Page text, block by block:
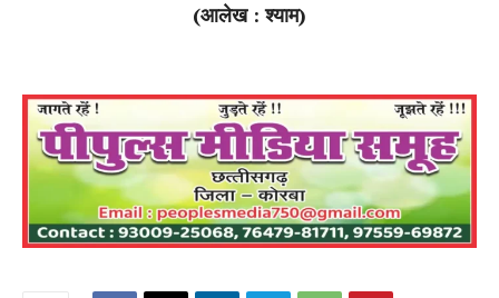
(आलेख : श्याम)